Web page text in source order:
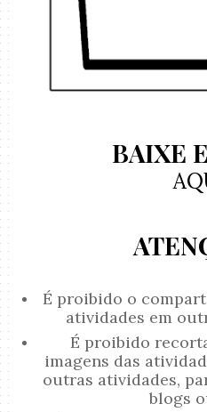
BAIXE
É proibido o
atividades em
É proibido
imagens das
outras atividades,
blogs